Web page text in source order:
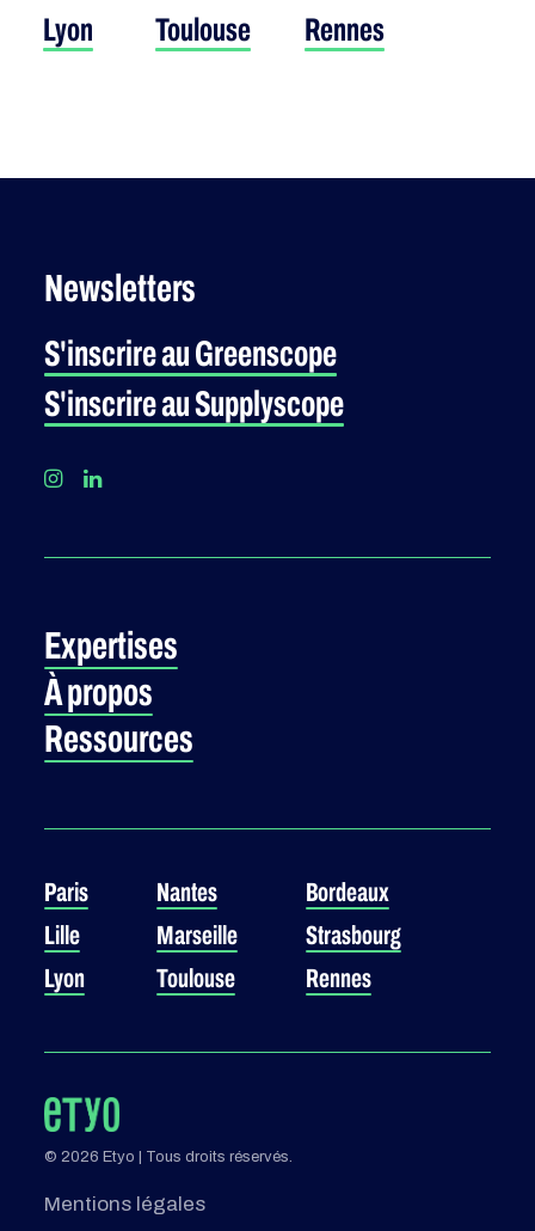
Lyon
Toulouse
Rennes
Newsletters
S'inscrire au Greenscope
S'inscrire au Supplyscope
Expertises
À propos
Ressources
Paris
Lille
Lyon
Nantes
Marseille
Toulouse
Bordeaux
Strasbourg
Rennes
© 2026 Etyo | Tous droits réservés.
Mentions légales